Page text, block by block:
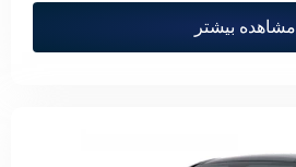
مشاهده بیشتر